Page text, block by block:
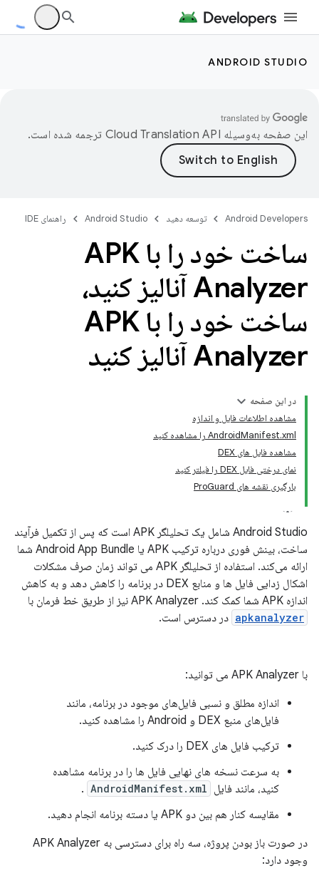
ANDROID STUDIO
این صفحه به‌وسیله ترجمه شده است.
Android Developers توسعه دهید Android Studio راهنمای IDE
ساخت خود را با APK
Analyzer آنالیز کنید،
ساخت خود را با APK
Analyzer آنالیز کنید
در این صفحه
مشاهده اطلاعات فایل و اندازه
AndroidManifest.xml را مشاهده کنید
مشاهده فایل های DEX
نمای درختی فایل DEX را فیلتر کنید
بارگیری نقشه های ProGuard
Android Studio شامل یک تحلیلگر APK است که پس از تکمیل فرآیند
ساخت، بینش فوری درباره ترکیب APK یا Android App Bundle شما
ارائه می‌کند. استفاده از تحلیلگر APK می تواند زمان صرف مشکلات
اشکال زدایی فایل ها و منابع DEX در برنامه را کاهش دهد و به کاهش
اندازه APK شما کمک کند. APK Analyzer نیز از طریق خط فرمان با
apkanalyzer در دسترس است.
با APK Analyzer می توانید:
اندازه مطلق و نسبی فایل‌های موجود در برنامه، مانند
فایل‌های منبع DEX و Android را مشاهده کنید.
ترکیب فایل های DEX را درک کنید.
به سرعت نسخه های نهایی فایل ها را در برنامه مشاهده
کنید، مانند فایل AndroidManifest.xml
.
مقایسه کنار هم بین دو APK یا دسته برنامه انجام دهید.
در صورت باز بودن پروژه، سه راه برای دسترسی به APK Analyzer
وجود دارد: